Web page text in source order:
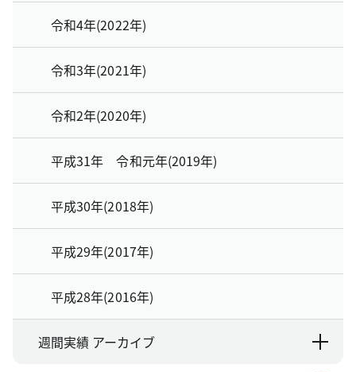
令和4年(2022年)
令和3年(2021年)
令和2年(2020年)
平成31年 令和元年(2019年)
平成30年(2018年)
平成29年(2017年)
平成28年(2016年)
週間実績 アーカイブ